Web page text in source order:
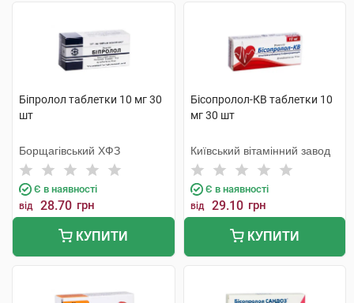
Біпролол таблетки 10 мг 30
шт
Борщагівський ХФЗ
Є в наявності
від 28.70 грн
КУПИТИ
Бісопролол-КВ таблетки 10
мг 30 шт
Київський вітамінний завод
Є в наявності
від 29.10 грн
КУПИТИ